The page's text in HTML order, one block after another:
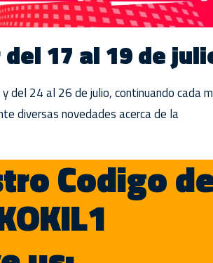
17 al 19 de
del 24 al 26 de julio, continuando cada
diversas novedades acerca de la
Codigo